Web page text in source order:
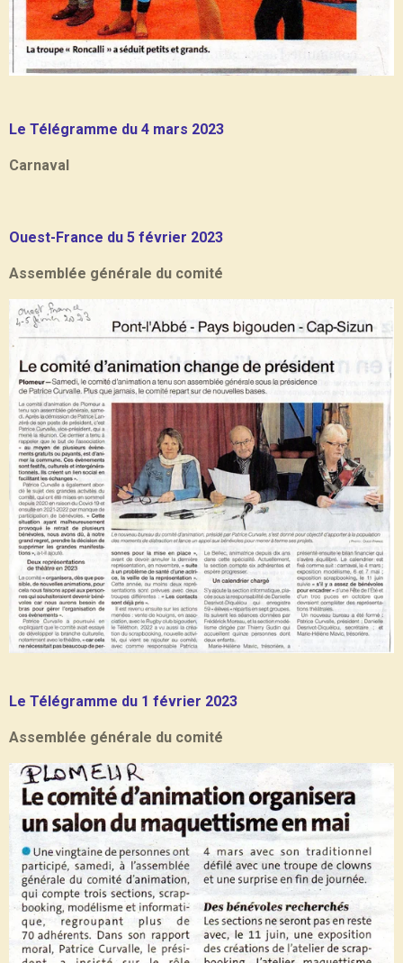
Le Télégramme du 4 mars 2023
Carnaval
Ouest-France du 5 février 2023
Assemblée générale du comité
Le Télégramme du 1 février 2023
Assemblée générale du comité